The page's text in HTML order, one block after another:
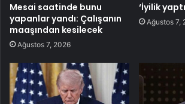
Mesai saatinde bunu
yapanlar yandı: Çalışanın
maaşından kesilecek
Ağustos 7, 2026
‘İyilik
Ağustos 7,